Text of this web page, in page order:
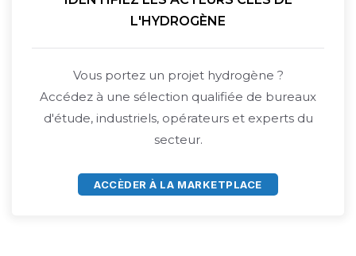
L'HYDROGÈNE
Vous portez un projet hydrogène ?
Accédez à une sélection qualifiée de bureaux
d'étude, industriels, opérateurs et experts du
secteur.
ACCÈDER À LA MARKETPLACE